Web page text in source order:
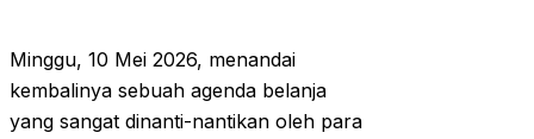
Minggu, 10 Mei 2026, menandai
kembalinya sebuah agenda belanja
yang sangat dinanti-nantikan oleh para